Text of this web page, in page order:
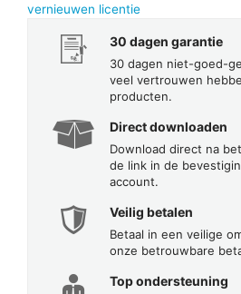
vernieuwen licentie
30 dagen garantie
30 dagen niet-goed-
veel vertrouwen
producten.
Direct downloaden
Download direct na
de link in de
account.
Veilig betalen
Betaal in een veilige
onze betrouwbare
Top ondersteuning